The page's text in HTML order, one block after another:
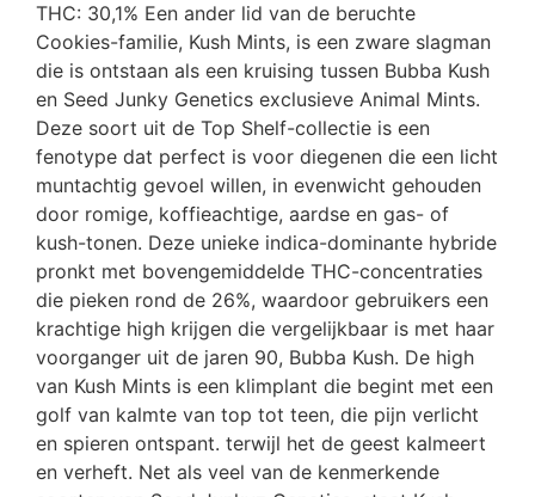
THC: 30,1% Een ander lid van de beruchte
Cookies-familie, Kush Mints, is een zware slagman
die is ontstaan ​​als een kruising tussen Bubba Kush
en Seed Junky Genetics exclusieve Animal Mints.
Deze soort uit de Top Shelf-collectie is een
fenotype dat perfect is voor diegenen die een licht
muntachtig gevoel willen, in evenwicht gehouden
door romige, koffieachtige, aardse en gas- of
kush-tonen. Deze unieke indica-dominante hybride
pronkt met bovengemiddelde THC-concentraties
die pieken rond de 26%, waardoor gebruikers een
krachtige high krijgen die vergelijkbaar is met haar
voorganger uit de jaren 90, Bubba Kush. De high
van Kush Mints is een klimplant die begint met een
golf van kalmte van top tot teen, die pijn verlicht
en spieren ontspant. terwijl het de geest kalmeert
en verheft. Net als veel van de kenmerkende